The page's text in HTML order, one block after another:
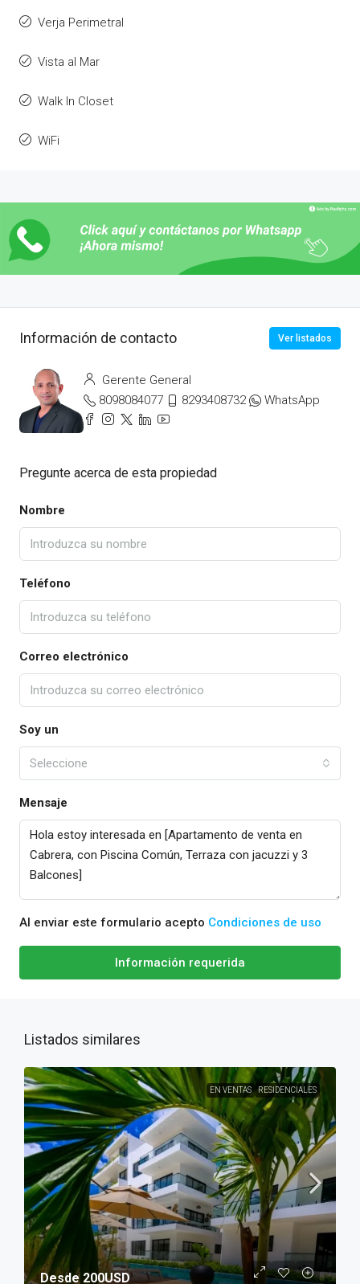
Verja Perimetral
Vista al Mar
Walk In Closet
WiFi
Información de contacto Ver listados
Gerente General
8098084077
8293408732 WhatsApp
Pregunte acerca de esta propiedad
Nombre
Teléfono
Correo electrónico
Soy un
Seleccione
Mensaje
Al enviar este formulario acepto Condiciones de uso
Información requerida
Listados similares
EN VENTAS RESIDENCIALES
Desde 200USD